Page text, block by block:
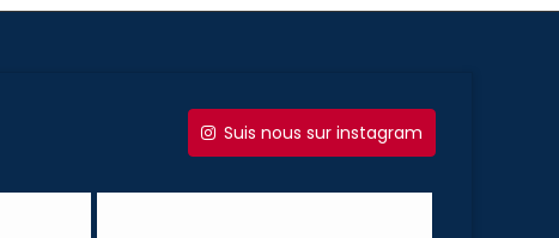
Suis nous sur instagram